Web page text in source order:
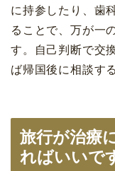
に持参したり、歯
ることで、万が一
す。自己判断で交
ば帰国後に相談す
旅行が治療
ればいいで